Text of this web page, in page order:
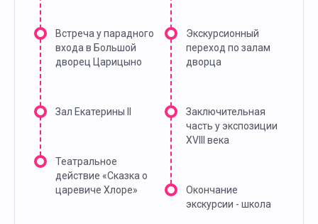
Встреча у парадного
входа в Большой
дворец Царицыно
Зал Екатерины II
Театральное
действие «Сказка о
царевиче Хлоре»
Экскурсионный
переход по залам
дворца
Заключительная
часть у экспозиции
XVIII века
Окончание
экскурсии - школа